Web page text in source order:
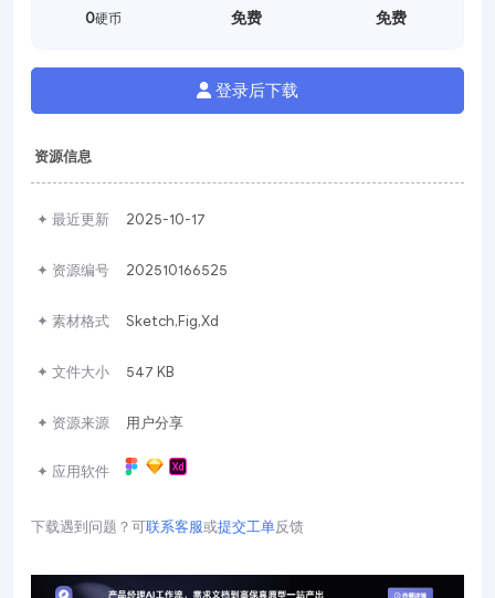
0硬币 免费 免费
登录后下载
资源信息
✦ 最近更新 2025-10-17
✦ 资源编号 202510166525
✦ 素材格式 Sketch,Fig,Xd
✦ 文件大小 547 KB
✦ 资源来源 用户分享
✦ 应用软件
下载遇到问题？可联系客服或提交工单反馈